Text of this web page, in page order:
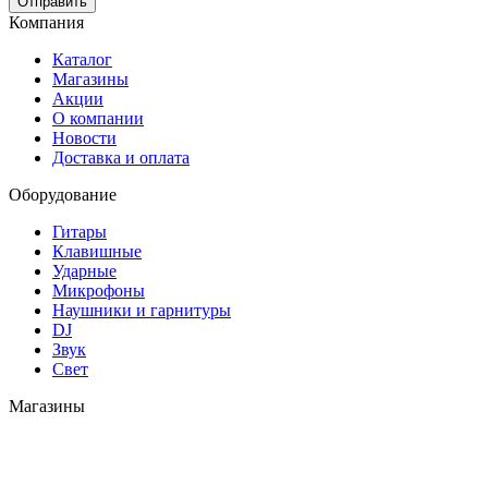
Компания
Каталог
Магазины
Акции
О компании
Новости
Доставка и оплата
Оборудование
Гитары
Клавишные
Ударные
Микрофоны
Наушники и гарнитуры
DJ
Звук
Свет
Магазины